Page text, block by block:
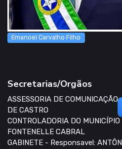
Emanoel Carvalho Filho
Secretarias/Orgãos
ASSESSORIA DE
DE CASTRO
CONTROLADORIA DO
FONTENELLE CABRAL
GABINETE - Responsavel: